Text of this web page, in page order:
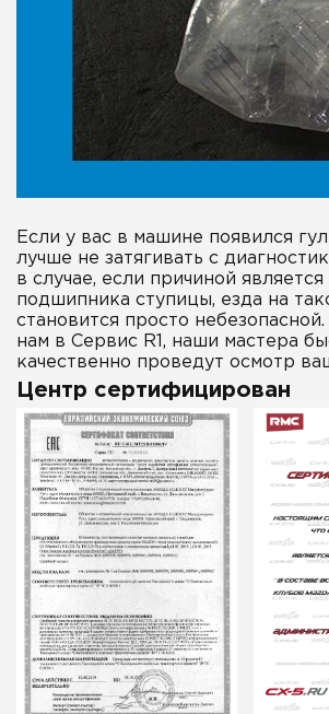
Если у вас в машине появился
лучше не затягивать с
в случае, если причиной
подшипника ступицы, езда на
становится просто
нам в Сервис R1, наши мастера
качественно проведут осмотр
Центр сертифицирован